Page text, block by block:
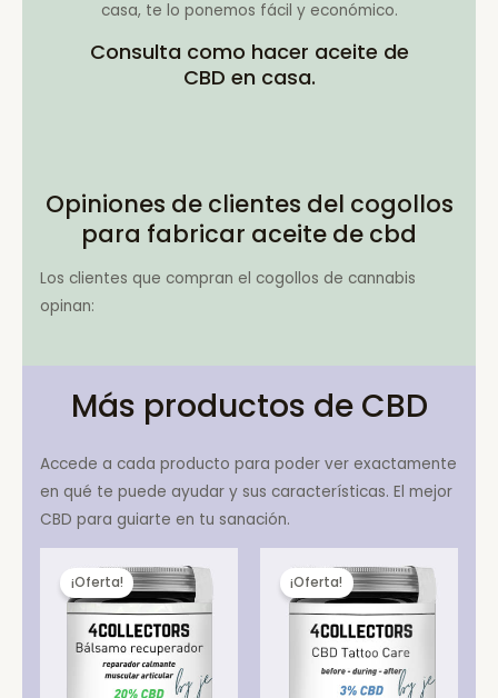
casa, te lo ponemos fácil y económico.
Consulta como hacer aceite de
CBD en casa.
Opiniones de clientes del cogollos
para fabricar aceite de cbd
Los clientes que compran el cogollos de cannabis
opinan:
Más productos de CBD
Accede a cada producto para poder ver exactamente
en qué te puede ayudar y sus características. El mejor
CBD para guiarte en tu sanación.
¡Oferta! ¡Oferta!